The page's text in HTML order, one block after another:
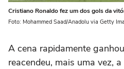
Cristiano Ronaldo fez um dos gols da
Foto: Mohammed Saad/Anadolu via Getty
A cena rapidamente
reacendeu, mais uma vez,